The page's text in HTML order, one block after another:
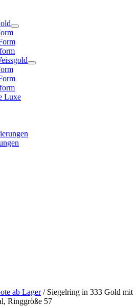
Luxe
ab Lager/ Siegelring in 333 Gold mit
Ringgröße 57